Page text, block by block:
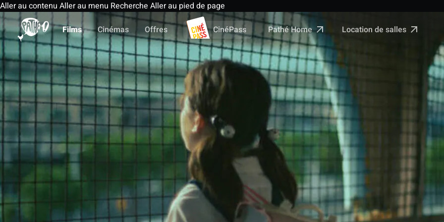
Aller au contenu Aller au menu Recherche Aller au pied de page
Films
Cinémas Offres CinéPass Pathé Home Location de salles